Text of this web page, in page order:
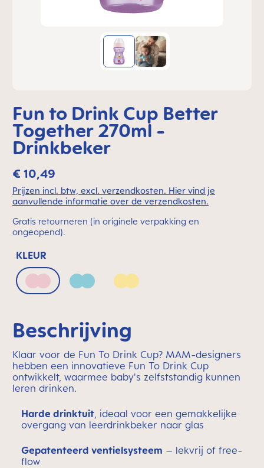
Fun to Drink Cup Better
Together 270ml -
Drinkbeker
€ 10,49
Prijzen incl. btw, excl. verzendkosten. Hier vind je
aanvullende informatie over de verzendkosten.
Gratis retourneren (in originele verpakking en
ongeopend).
KLEUR
Blush Sage Sunlight
Beschrijving
Klaar voor de Fun To Drink Cup? MAM-designers
hebben een innovatieve Fun To Drink Cup
ontwikkelt, waarmee baby's zelfststandig kunnen
leren drinken.
Harde drinktuit, ideaal voor een gemakkelijke
overgang van leerdrinkbeker naar glas
Gepatenteerd ventielsysteem – lekvrij of free-
flow